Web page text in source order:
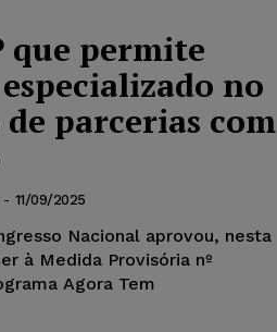
que permite
no
parcerias com
- 11/09/2025
Nacional aprovou, nesta
à Medida Provisória nº
Agora Tem